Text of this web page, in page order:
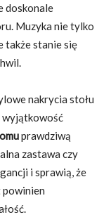
doskonale
Muzyka nie tylko
także stanie się
nakrycia stołu
wyjątkowość
prawdziwą
zastawa czy
i sprawią, że
powinien